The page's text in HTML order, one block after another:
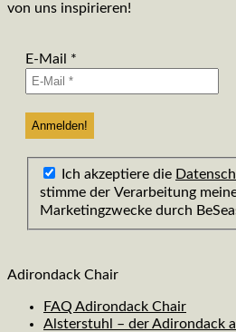
von uns inspirieren!
E-Mail *
Ich akzeptiere die
stimme der Verarbeitung
Marketingzwecke durch
Adirondack Chair
FAQ Adirondack Chair
Alsterstuhl – der Adirondack